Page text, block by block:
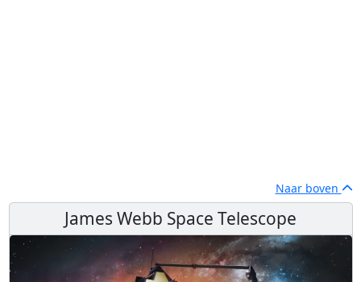
Naar boven
James Webb Space Telescope